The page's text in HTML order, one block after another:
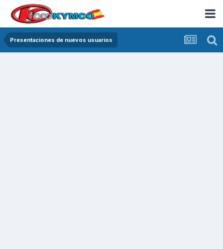
Presentaciones de nuevos usuarios